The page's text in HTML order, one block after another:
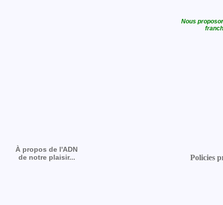
Nous
À propos de l'ADN
de notre plaisir...
Policies